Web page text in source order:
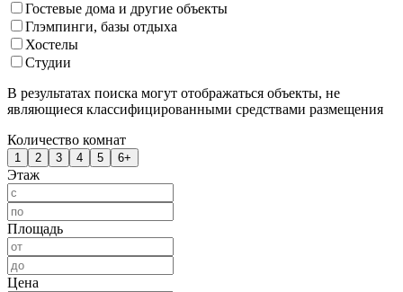
Гостевые дома и другие объекты
Глэмпинги, базы отдыха
Хостелы
Студии
В результатах поиска могут отображаться объекты, не
являющиеся классифицированными средствами размещения
Количество комнат
1 2 3 4 5 6+
Этаж
Площадь
Цена